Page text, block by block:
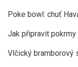
Poke bowl: chuť
Jak připravit
Vlčický bramborový